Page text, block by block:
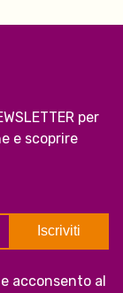
per
e scoprire
e acconsento al